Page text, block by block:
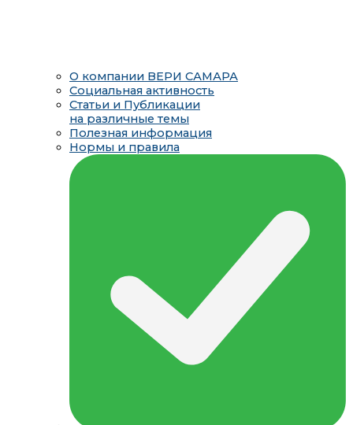
О компании ВЕРИ САМАРА
Социальная активность
Статьи и Публикации
на различные темы
Полезная информация
Нормы и правила